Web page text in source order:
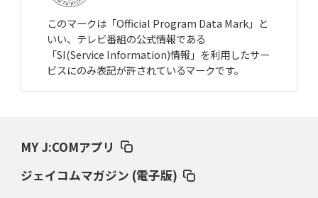
このマークは「Official Program Data Mark」と
いい、テレビ番組の公式情報である
「SI(Service Information)情報」を利用したサー
ビスにのみ表記が許されているマークです。
MY J:COMアプリ
ジェイコムマガジン (電子版)